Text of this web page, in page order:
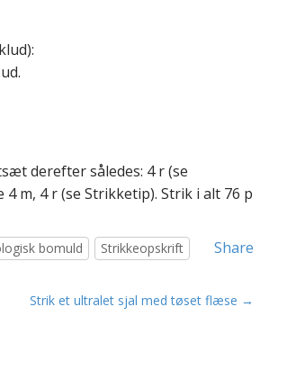
derefter således: 4 r (se
m, 4 r (se Strikketip). Strik i alt 76 p
Share
bomuld Strikkeopskrift
Strik et ultralet sjal med tøset flæse →